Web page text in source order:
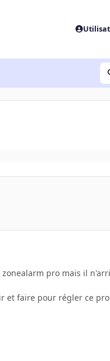
pro mais il
et faire pour régler ce